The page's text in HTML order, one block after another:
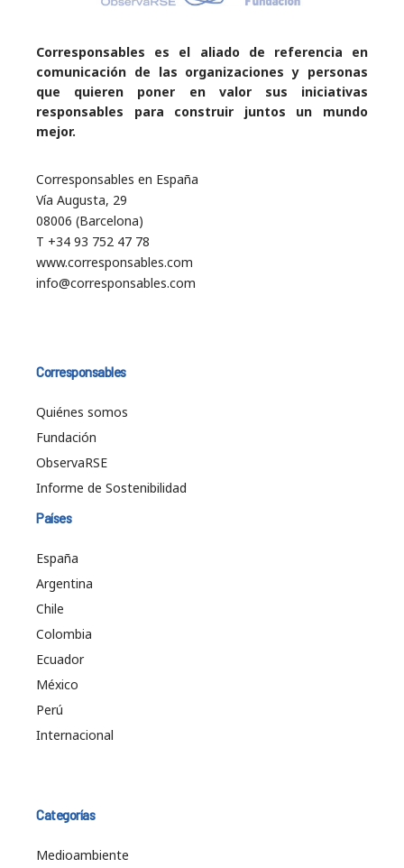
Corresponsables es el aliado de referencia en
comunicación de las organizaciones y personas
que quieren poner en valor sus iniciativas
responsables para construir juntos un mundo
mejor.
Corresponsables en España
Vía Augusta, 29
08006 (Barcelona)
T +34 93 752 47 78
www.corresponsables.com
info@corresponsables.com
Corresponsables
Quiénes somos
Fundación
ObservaRSE
Informe de Sostenibilidad
Países
España
Argentina
Chile
Colombia
Ecuador
México
Perú
Internacional
Categorías
Medioambiente